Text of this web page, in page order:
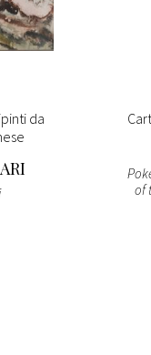
da
of